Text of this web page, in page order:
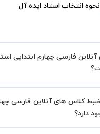
نحوه انتخاب استاد ایده آل
فارسی چهارم ابتدایی
استاد شما پیش از جلسه تمامی
با کیفیت و مفید را به شما
ضبط کلاس های آنلاین فارسی
دارد؟